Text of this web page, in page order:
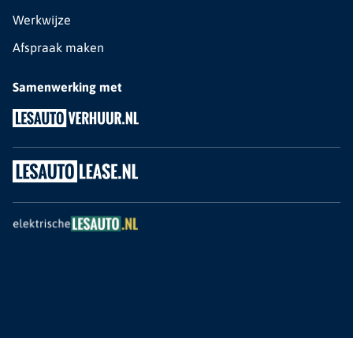
Werkwijze
Afspraak maken
Samenwerking met